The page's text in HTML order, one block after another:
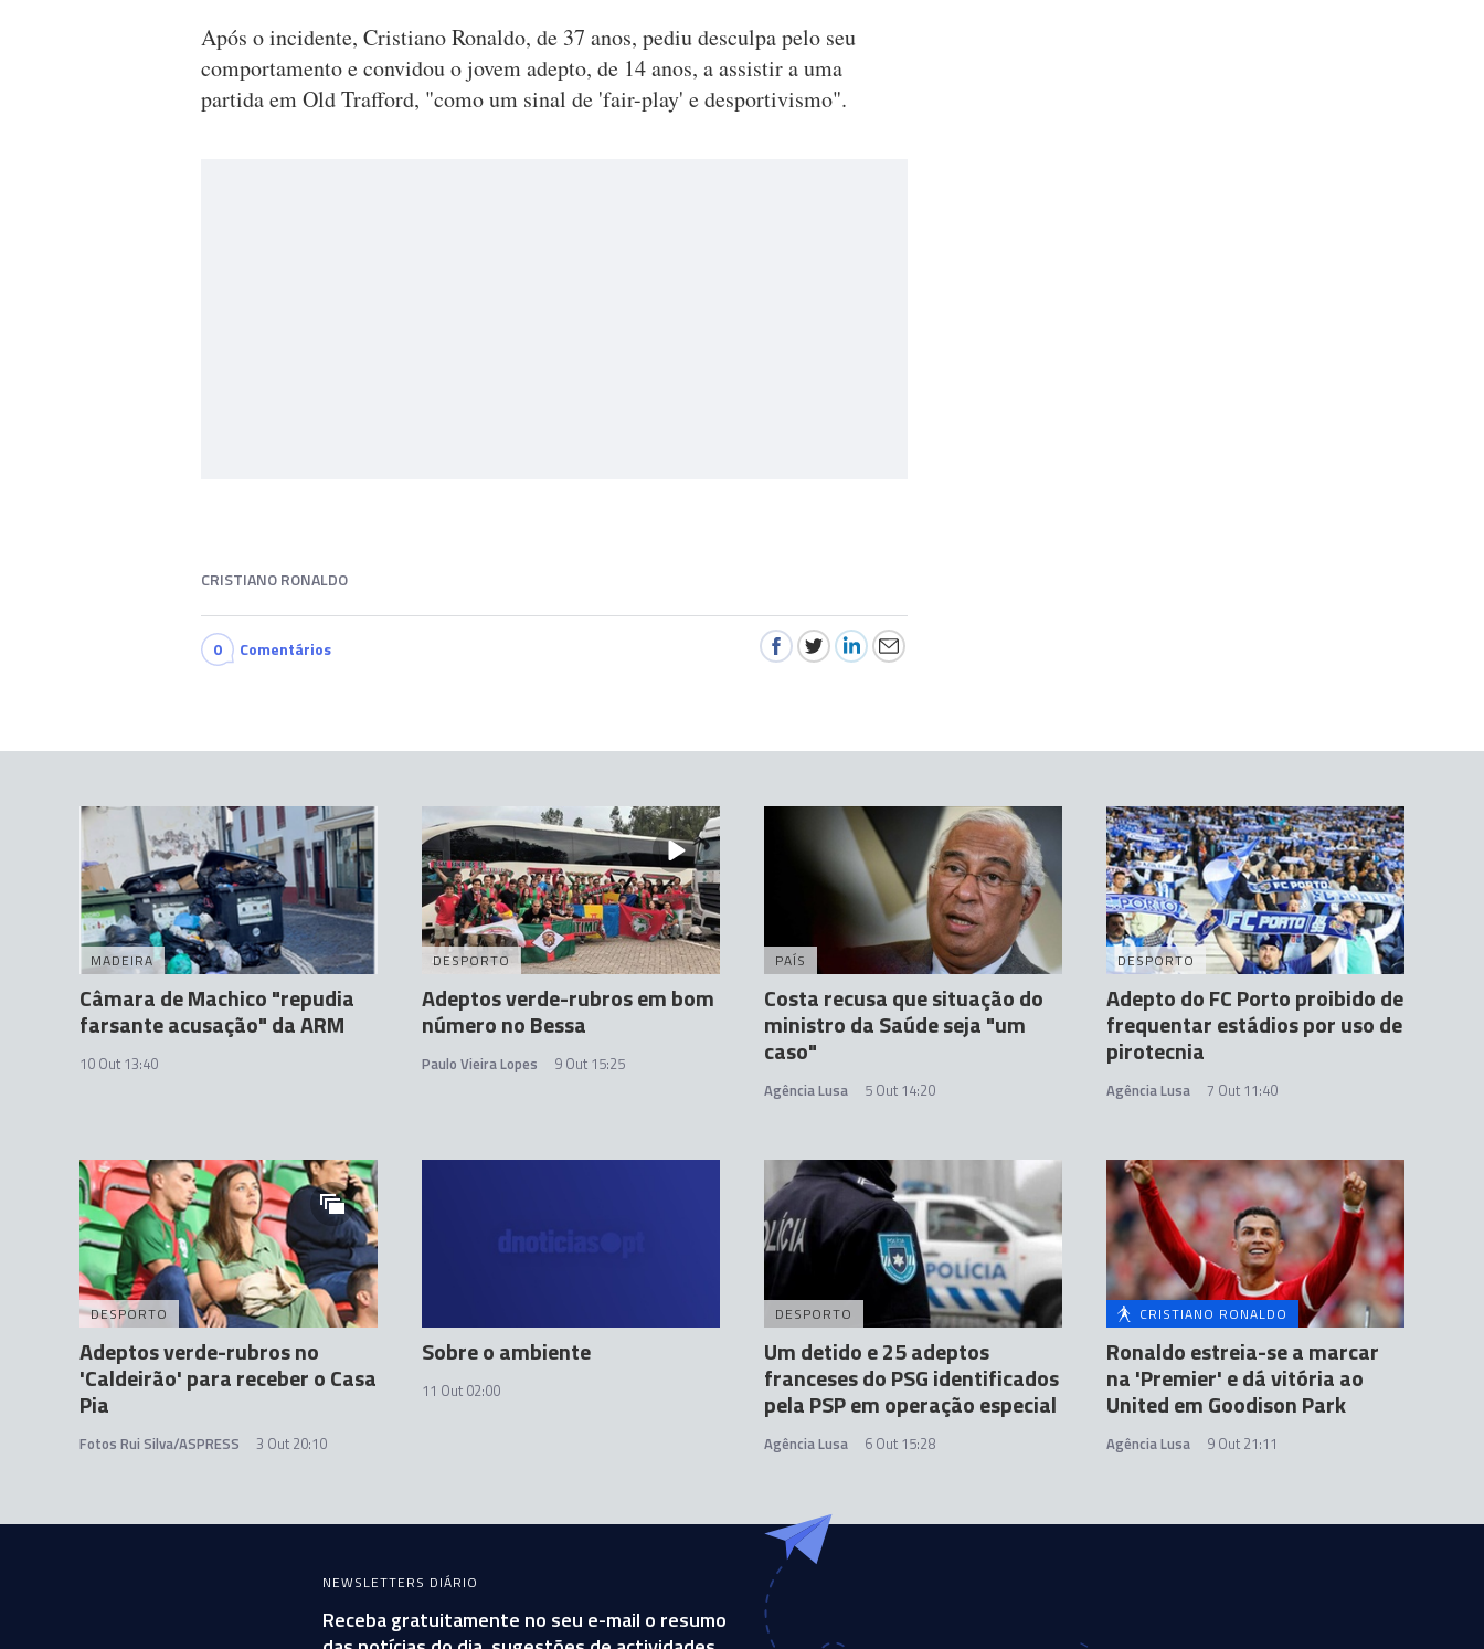
Após o incidente, Cristiano Ronaldo, de 37 anos, pediu desculpa pelo seu
comportamento e convidou o jovem adepto, de 14 anos, a assistir a uma
partida em Old Trafford, "como um sinal de 'fair-play' e desportivismo".
CRISTIANO RONALDO
0 Comentários
MADEIRA
Câmara de Machico "repudia
farsante acusação" da ARM
10 Out 13:40
DESPORTO
Adeptos verde-rubros em bom
número no Bessa
Paulo Vieira Lopes 9 Out 15:25
PAÍS
Costa recusa que situação do
ministro da Saúde seja "um
caso"
Agência Lusa 5 Out 14:20
DESPORTO
Adepto do FC Porto proibido de
frequentar estádios por uso de
pirotecnia
Agência Lusa 7 Out 11:40
DESPORTO
Adeptos verde-rubros no
'Caldeirão' para receber o Casa
Pia
Fotos Rui Silva/ASPRESS 3 Out 20:10
Sobre o ambiente
11 Out 02:00
DESPORTO
Um detido e 25 adeptos
franceses do PSG identificados
pela PSP em operação especial
Agência Lusa 6 Out 15:28
CRISTIANO RONALDO
Ronaldo estreia-se a marcar
na 'Premier' e dá vitória ao
United em Goodison Park
Agência Lusa 9 Out 21:11
NEWSLETTERS DIÁRIO
Receba gratuitamente no seu e-mail o resumo